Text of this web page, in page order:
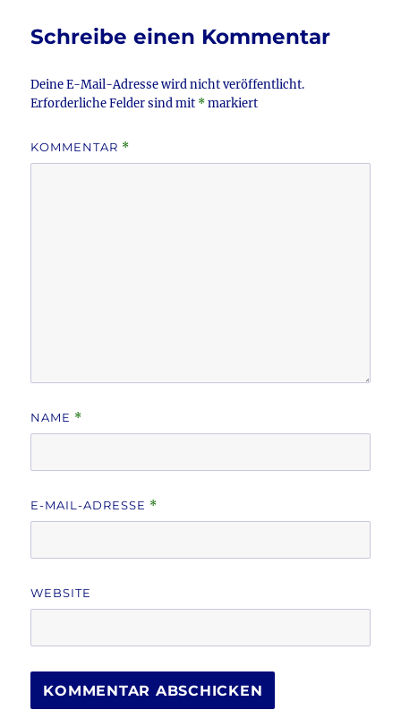
Schreibe einen Kommentar
Deine E-Mail-Adresse wird nicht veröffentlicht.
Erforderliche Felder sind mit *markiert
KOMMENTAR *
NAME *
E-MAIL-ADRESSE *
WEBSITE